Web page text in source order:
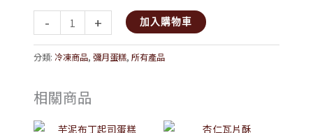
- + 加入購物車
分類: 冷凍商品,彌月蛋糕,所有產品
相關商品